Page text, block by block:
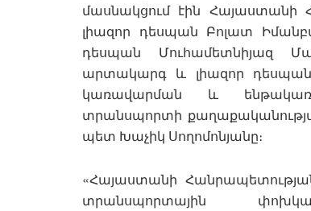
մասնակցում էին
լիազոր դեսպան Բոլատ
դեսպան Մուհամետնիյազ
արտակարգ և լիազոր
կառավարման և
տրանսպորտի
պետ Խաչիկ Սողոմոնյանը։
«Հայաստանի
տրանսպորտային